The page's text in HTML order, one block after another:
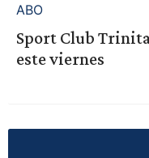
ABO
Sport Club
este viernes